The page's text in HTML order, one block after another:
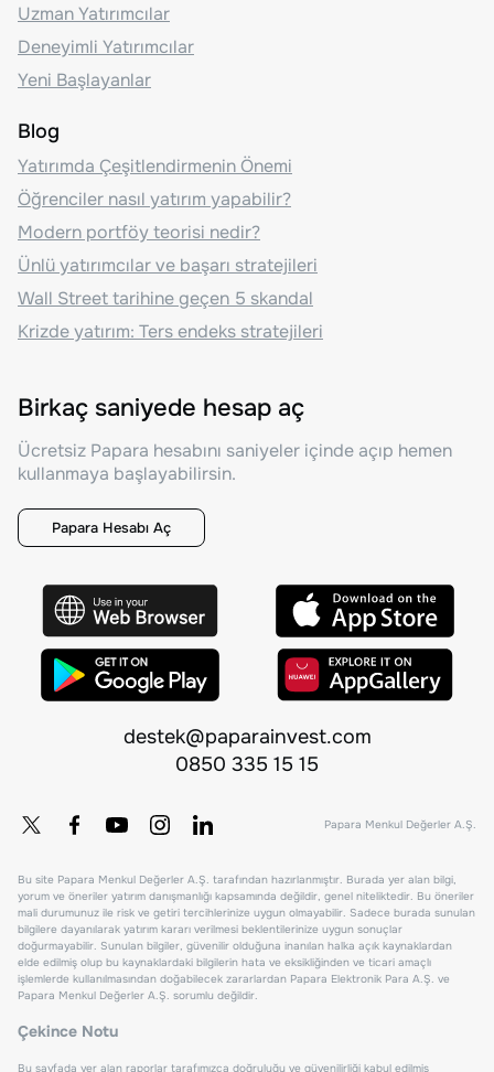
Uzman Yatırımcılar
Deneyimli Yatırımcılar
Yeni Başlayanlar
Blog
Yatırımda Çeşitlendirmenin Önemi
Öğrenciler nasıl yatırım yapabilir?
Modern portföy teorisi nedir?
Ünlü yatırımcılar ve başarı stratejileri
Wall Street tarihine geçen 5 skandal
Krizde yatırım: Ters endeks stratejileri
Birkaç saniyede hesap aç
Ücretsiz Papara hesabını saniyeler içinde açıp hemen
kullanmaya başlayabilirsin.
Papara Hesabı Aç
destek@paparainvest.com
0850 335 15 15
Papara Menkul Değerler A.Ş.
Bu site Papara Menkul Değerler A.Ş. tarafından hazırlanmıştır. Burada yer alan bilgi,
yorum ve öneriler yatırım danışmanlığı kapsamında değildir, genel niteliktedir. Bu öneriler
mali durumunuz ile risk ve getiri tercihlerinize uygun olmayabilir. Sadece burada sunulan
bilgilere dayanılarak yatırım kararı verilmesi beklentilerinize uygun sonuçlar
doğurmayabilir. Sunulan bilgiler, güvenilir olduğuna inanılan halka açık kaynaklardan
elde edilmiş olup bu kaynaklardaki bilgilerin hata ve eksikliğinden ve ticari amaçlı
işlemlerde kullanılmasından doğabilecek zararlardan Papara Elektronik Para A.Ş. ve
Papara Menkul Değerler A.Ş. sorumlu değildir.
Çekince Notu
Bu sayfada yer alan raporlar tarafımızca doğruluğu ve güvenilirliği kabul edilmiş